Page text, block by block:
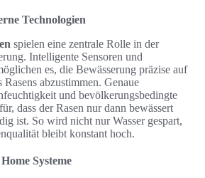
Technologien
spielen eine zentrale Rolle in der
Intelligente Sensoren und
es, die Bewässerung präzise auf
abzustimmen. Genaue
und bevölkerungsbedingte
dass der Rasen nur dann bewässert
ist. So wird nicht nur Wasser gespart,
bleibt konstant hoch.
Systeme